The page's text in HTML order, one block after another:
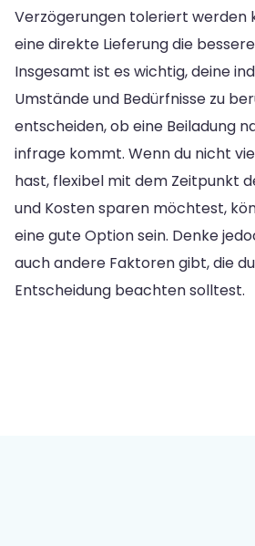
Verzögerungen toleriert werden
eine direkte Lieferung die
Insgesamt ist es wichtig, deine
Umstände und Bedürfnisse zu
entscheiden, ob eine Beiladung
infrage kommt. Wenn du nicht
hast, flexibel mit dem Zeitpunkt
und Kosten sparen möchtest,
eine gute Option sein. Denke
auch andere Faktoren gibt, die
Entscheidung beachten solltest.